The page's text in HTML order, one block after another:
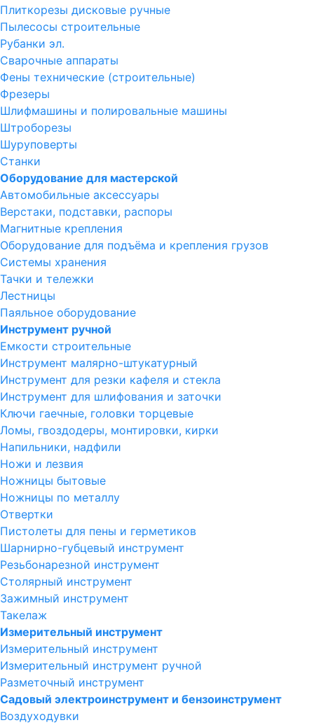
Плиткорезы дисковые ручные
Пылесосы строительные
Рубанки эл.
Сварочные аппараты
Фены технические (строительные)
Фрезеры
Шлифмашины и полировальные машины
Штроборезы
Шуруповерты
Станки
Оборудование для мастерской
Автомобильные аксессуары
Верстаки, подставки, распоры
Магнитные крепления
Оборудование для подъёма и крепления грузов
Системы хранения
Тачки и тележки
Лестницы
Паяльное оборудование
Инструмент ручной
Емкости строительные
Инструмент малярно-штукатурный
Инструмент для резки кафеля и стекла
Инструмент для шлифования и заточки
Ключи гаечные, головки торцевые
Ломы, гвоздодеры, монтировки, кирки
Напильники, надфили
Ножи и лезвия
Ножницы бытовые
Ножницы по металлу
Отвертки
Пистолеты для пены и герметиков
Шарнирно-губцевый инструмент
Резьбонарезной инструмент
Столярный инструмент
Зажимный инструмент
Такелаж
Измерительный инструмент
Измерительный инструмент
Измерительный инструмент ручной
Разметочный инструмент
Садовый электроинструмент и бензоинструмент
Воздуходувки